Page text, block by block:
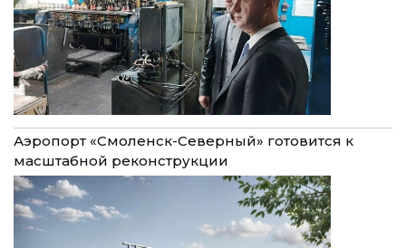
Аэропорт «Смоленск-Северный» готовится к
масштабной реконструкции